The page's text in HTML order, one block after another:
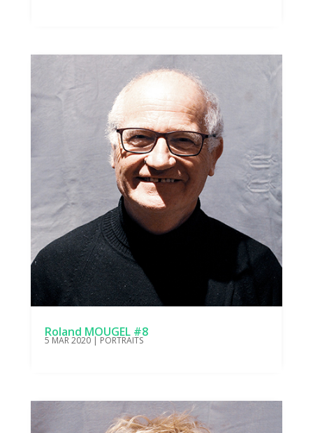
Roland MOUGEL #8
5 MAR 2020| PORTRAITS